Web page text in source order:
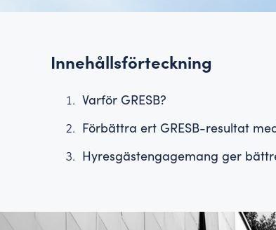
Innehållsförteckning
Varför GRESB?
Förbättra ert GRESB-resultat
Hyresgästengagemang ger